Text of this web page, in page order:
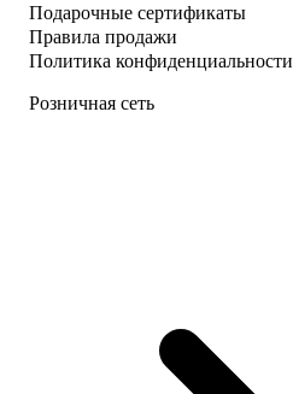
Подарочные сертификаты
Правила продажи
Политика конфиденциальности
Розничная сеть